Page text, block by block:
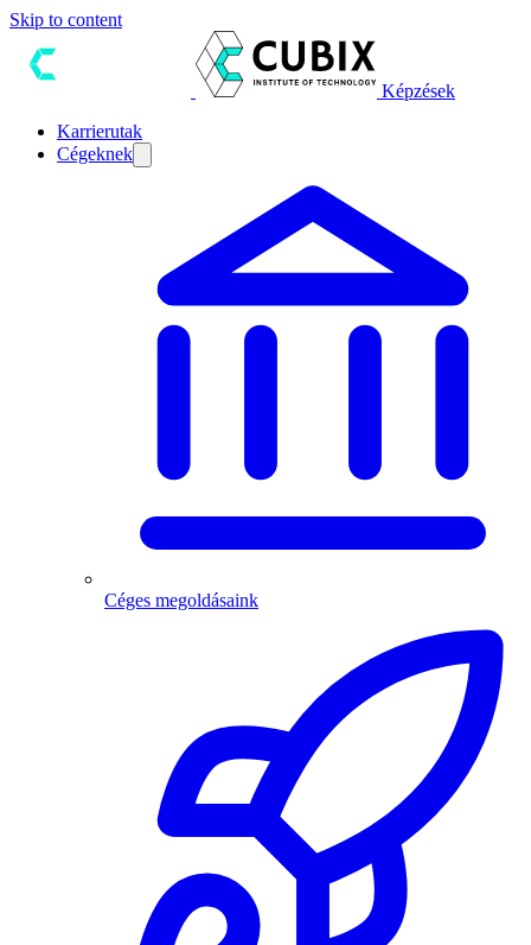
Skip to content
Képzések
Karrierutak
Cégeknek
Céges megoldásaink